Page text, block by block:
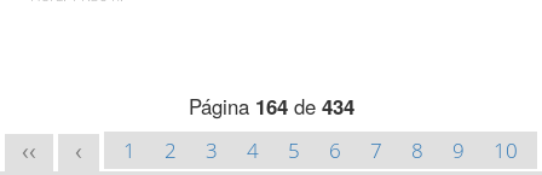
Página 164de 434
<< < 1 2 3 4 5 6 7 8 9
10